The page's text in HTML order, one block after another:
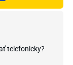
telefonicky?